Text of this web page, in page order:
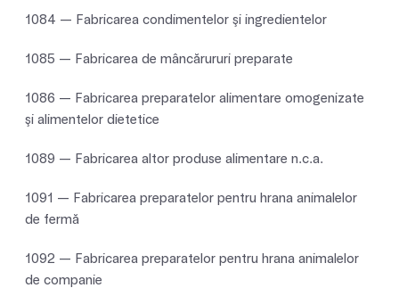
1084 — Fabricarea condimentelor şi ingredientelor
1085 — Fabricarea de mâncărururi preparate
1086 — Fabricarea preparatelor alimentare omogenizate
şi alimentelor dietetice
1089 — Fabricarea altor produse alimentare n.c.a.
1091 — Fabricarea preparatelor pentru hrana animalelor
de fermă
1092 — Fabricarea preparatelor pentru hrana animalelor
de companie